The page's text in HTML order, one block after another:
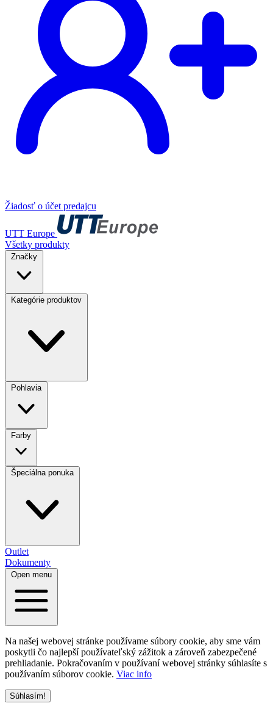
Žiadosť o účet predajcu
UTT Europe
Všetky produkty
Značky
Kategórie produktov
Pohlavia
Farby
Špeciálna ponuka
Outlet
Dokumenty
Open menu
Na našej webovej stránke používame súbory cookie, aby sme vám
poskytli čo najlepší používateľský zážitok a zároveň zabezpečené
prehliadanie. Pokračovaním v používaní webovej stránky súhlasíte s
používaním súborov cookie. Viac info
Súhlasím!